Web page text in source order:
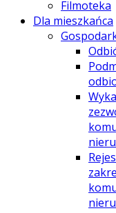
Filmoteka
Dla mieszkańca